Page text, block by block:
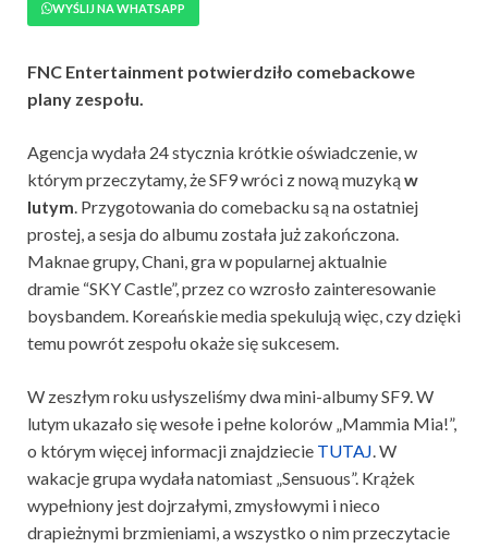
WYŚLIJ NA WHATSAPP
FNC Entertainment potwierdziło comebackowe
plany zespołu.
Agencja wydała 24 stycznia krótkie oświadczenie, w
którym przeczytamy, że SF9 wróci z nową muzykąw
lutym. Przygotowania do comebacku są na ostatniej
prostej, a sesja do albumu została już zakończona.
Maknae grupy, Chani, gra w popularnej aktualnie
dramie “SKY Castle”, przez co wzrosło zainteresowanie
boysbandem. Koreańskie media spekulują więc, czy dzięki
temu powrót zespołu okaże się sukcesem.
W zeszłym roku usłyszeliśmy dwa mini-albumy SF9. W
lutym ukazało się wesołe i pełne kolorów „Mammia Mia!”,
o którym więcej informacji znajdziecie TUTAJ. W
wakacje grupa wydała natomiast „Sensuous”. Krążek
wypełniony jest dojrzałymi, zmysłowymi i nieco
drapieżnymi brzmieniami, a wszystko o nim przeczytacie